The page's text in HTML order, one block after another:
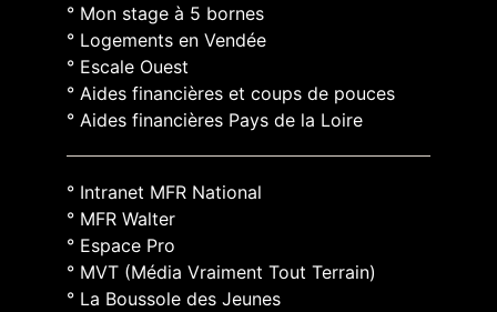
° Mon stage à 5 bornes
° Logements en Vendée
° Escale Ouest
° Aides financières et coups de pouces
° Aides financières Pays de la Loire
° Intranet MFR National
° MFR Walter
° Espace Pro
° MVT (Média Vraiment Tout Terrain)
° La Boussole des Jeunes